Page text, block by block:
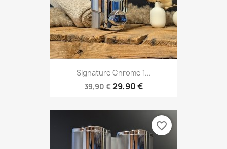
Signature Chrome 1...
39,90 €29,90 €
favorite_border